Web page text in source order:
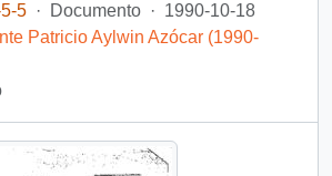
5 · Documento · 1990-10-18
Patricio Aylwin Azócar (1990-